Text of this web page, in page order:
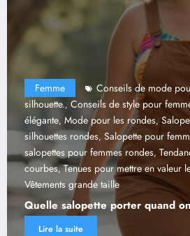
Conseils de mode pour mettre en
Conseils de style pour femmes rondes,
Mode pour les rondes,Salopette chic pour
rondes,Salopette pour femmes rondes,
pour femmes rondes,Tendance salopette
Tenues pour mettre en valeur les formes
grande taille
porter quand on est ronde ?